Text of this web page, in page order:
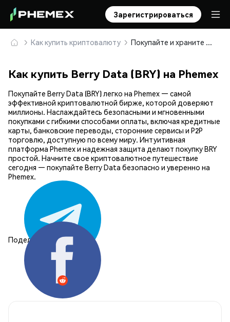
Зарегистрироваться
Как купить криптовалюту Покупайте и храните Berry Data (BRY) безопасно
Как купить Berry Data (BRY) на Phemex
Покупайте Berry Data (BRY) легко на Phemex — самой
эффективной криптовалютной бирже, которой доверяют
миллионы. Наслаждайтесь безопасными и мгновенными
покупками с гибкими способами оплаты, включая кредитные
карты, банковские переводы, сторонние сервисы и P2P
торговлю, доступную по всему миру. Интуитивная
платформа Phemex и надежная защита делают покупку BRY
простой. Начните свое криптовалютное путешествие
сегодня — покупайте Berry Data безопасно и уверенно на
Phemex.
Поделиться: